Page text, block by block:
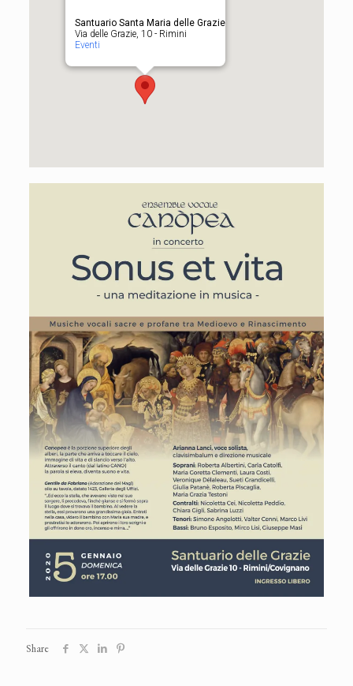
Santuario Santa Maria delle Grazie
Via delle Grazie, 10 - Rimini
Eventi
Share